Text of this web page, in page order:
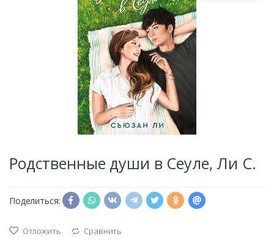
Родственные души в Сеуле, Ли С.
Поделиться:
Отложить Сравнить